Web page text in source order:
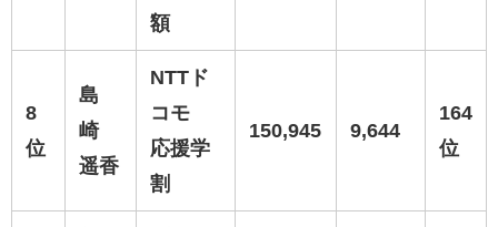
額
8
位
島
崎
遥香
NTTド
コモ
応援学
割
150,945 9,644
164
位